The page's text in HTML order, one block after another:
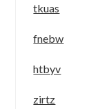
tkuas
fnebw
htbyv
zirtz